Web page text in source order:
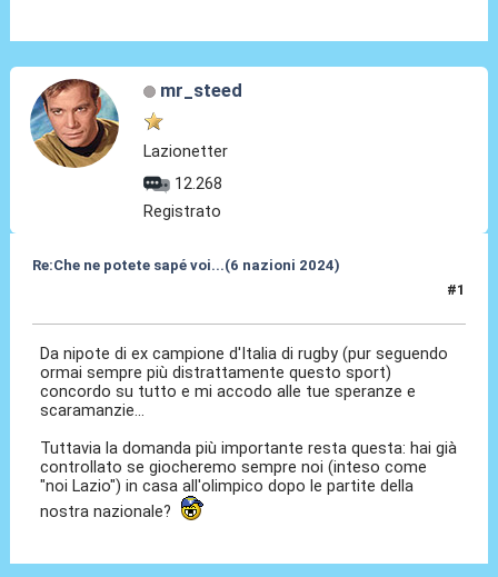
mr_steed
Lazionetter
12.268
Registrato
Re:Che ne potete sapé voi...(6 nazioni 2024)
#1
Da nipote di ex campione d'Italia di rugby (pur seguendo
ormai sempre più distrattamente questo sport)
concordo su tutto e mi accodo alle tue speranze e
scaramanzie...
Tuttavia la domanda più importante resta questa: hai già
controllato se giocheremo sempre noi (inteso come
"noi Lazio") in casa all'olimpico dopo le partite della
nostra nazionale?